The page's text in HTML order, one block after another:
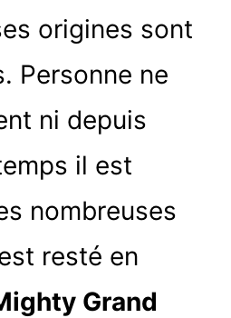
origines sont
Personne ne
ni depuis
il est
nombreuses
resté en
Grand